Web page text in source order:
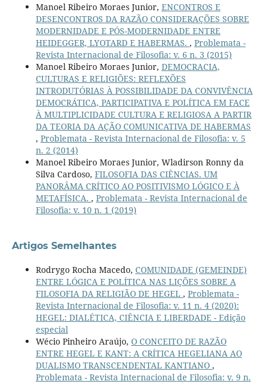
Manoel Ribeiro Moraes Junior, ENCONTROS E
DESENCONTROS DA RAZÃO CONSIDERAÇÕES SOBRE
MODERNIDADE E PÓS-MODERNIDADE ENTRE
HEIDEGGER, LYOTARD E HABERMAS. , Problemata -
Revista Internacional de Filosofia: v. 6 n. 3 (2015)
Manoel Ribeiro Moraes Junior, DEMOCRACIA,
CULTURAS E RELIGIÕES: REFLEXÕES
INTRODUTÓRIAS À POSSIBILIDADE DA CONVIVÊNCIA
DEMOCRÁTICA, PARTICIPATIVA E POLÍTICA EM FACE
À MULTIPLICIDADE CULTURA E RELIGIOSA A PARTIR
DA TEORIA DA AÇÃO COMUNICATIVA DE HABERMAS
, Problemata - Revista Internacional de Filosofia: v. 5
n. 2 (2014)
Manoel Ribeiro Moraes Junior, Wladirson Ronny da
Silva Cardoso, FILOSOFIA DAS CIÊNCIAS. UM
PANORÂMA CRÍTICO AO POSITIVISMO LÓGICO E À
METAFÍSICA. , Problemata - Revista Internacional de
Filosofia: v. 10 n. 1 (2019)
Artigos Semelhantes
Rodrygo Rocha Macedo, COMUNIDADE (GEMEINDE)
ENTRE LÓGICA E POLÍTICA NAS LIÇÕES SOBRE A
FILOSOFIA DA RELIGIÃO DE HEGEL , Problemata -
Revista Internacional de Filosofia: v. 11 n. 4 (2020):
HEGEL: DIALÉTICA, CIÊNCIA E LIBERDADE - Edição
especial
Wécio Pinheiro Araújo, O CONCEITO DE RAZÃO
ENTRE HEGEL E KANT: A CRÍTICA HEGELIANA AO
DUALISMO TRANSCENDENTAL KANTIANO ,
Problemata - Revista Internacional de Filosofia: v. 9 n.